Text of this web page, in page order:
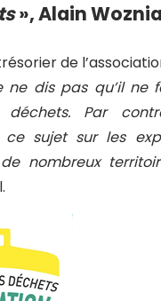
», Alain
de
dis pas qu’il ne
Par
ce sujet sur les
de nombreux